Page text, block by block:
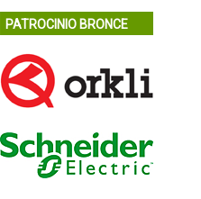
PATROCINIO BRONCE